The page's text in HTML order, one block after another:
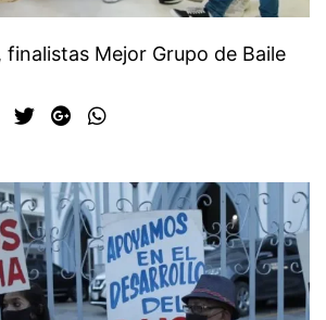
finalistas Mejor Grupo de Baile